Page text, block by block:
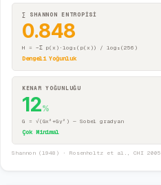
∑ SHANNON ENTROPİSİ
0.848
H = −Σ p(x)·log₂(p(x)) / log₂(256)
Dengeli Yoğunluk
KENAR YOĞUNLUĞU
12%
G = √(Gx²+Gy²) — Sobel gradyan
Çok Minimal
Shannon (1948) · Rosenholtz et al., CHI 2005